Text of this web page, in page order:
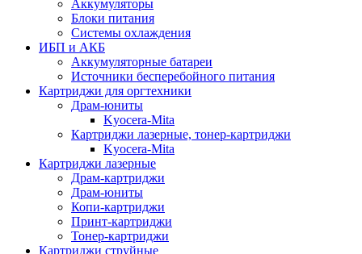
Аккумуляторы
Блоки питания
Системы охлаждения
ИБП и АКБ
Аккумуляторные батареи
Источники бесперебойного питания
Картриджи для оргтехники
Драм-юниты
Kyocera-Mita
Картриджи лазерные, тонер-картриджи
Kyocera-Mita
Картриджи лазерные
Драм-картриджи
Драм-юниты
Копи-картриджи
Принт-картриджи
Тонер-картриджи
Картриджи струйные